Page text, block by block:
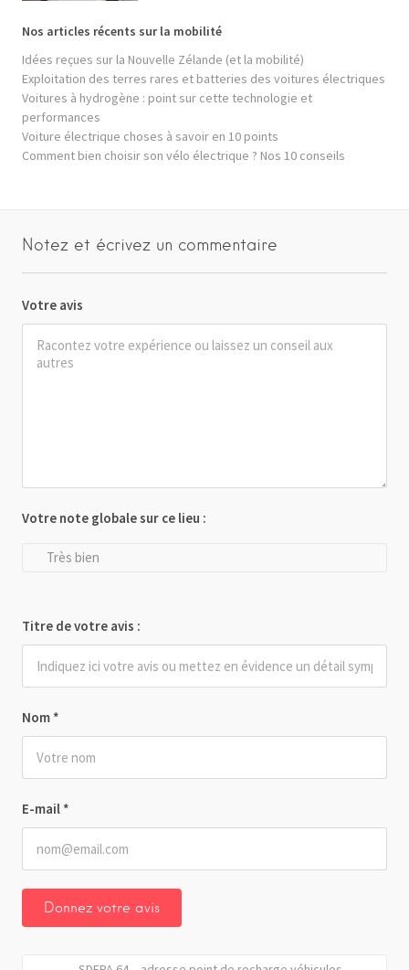
Nos articles récents sur la mobilité
Idées reçues sur la Nouvelle Zélande (et la mobilité)
Exploitation des terres rares et batteries des voitures électriques
Voitures à hydrogène : point sur cette technologie et
performances
Voiture électrique choses à savoir en 10 points
Comment bien choisir son vélo électrique ? Nos 10 conseils
Notez et écrivez un commentaire
Votre avis
Nom *
E-mail *
Votre note globale sur ce lieu :
Très bien
Titre de votre avis :